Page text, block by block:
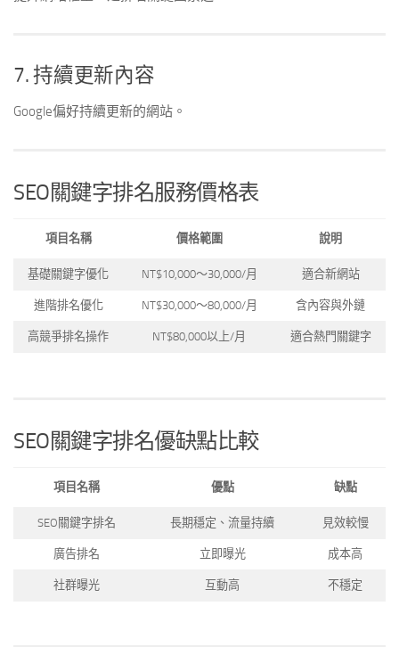
7. 持續更新內容
Google偏好持續更新的網站。
SEO關鍵字排名服務價格表
項目名稱 價格範圍 說明
基礎關鍵字優化 NT$10,000～30,000/月 適合新網站
進階排名優化 NT$30,000～80,000/月 含內容與外鏈
高競爭排名操作 NT$80,000以上/月 適合熱門關鍵字
SEO關鍵字排名優缺點比較
項目名稱 優點 缺點
SEO關鍵字排名 長期穩定、流量持續 見效較慢
廣告排名 立即曝光 成本高
社群曝光 互動高 不穩定